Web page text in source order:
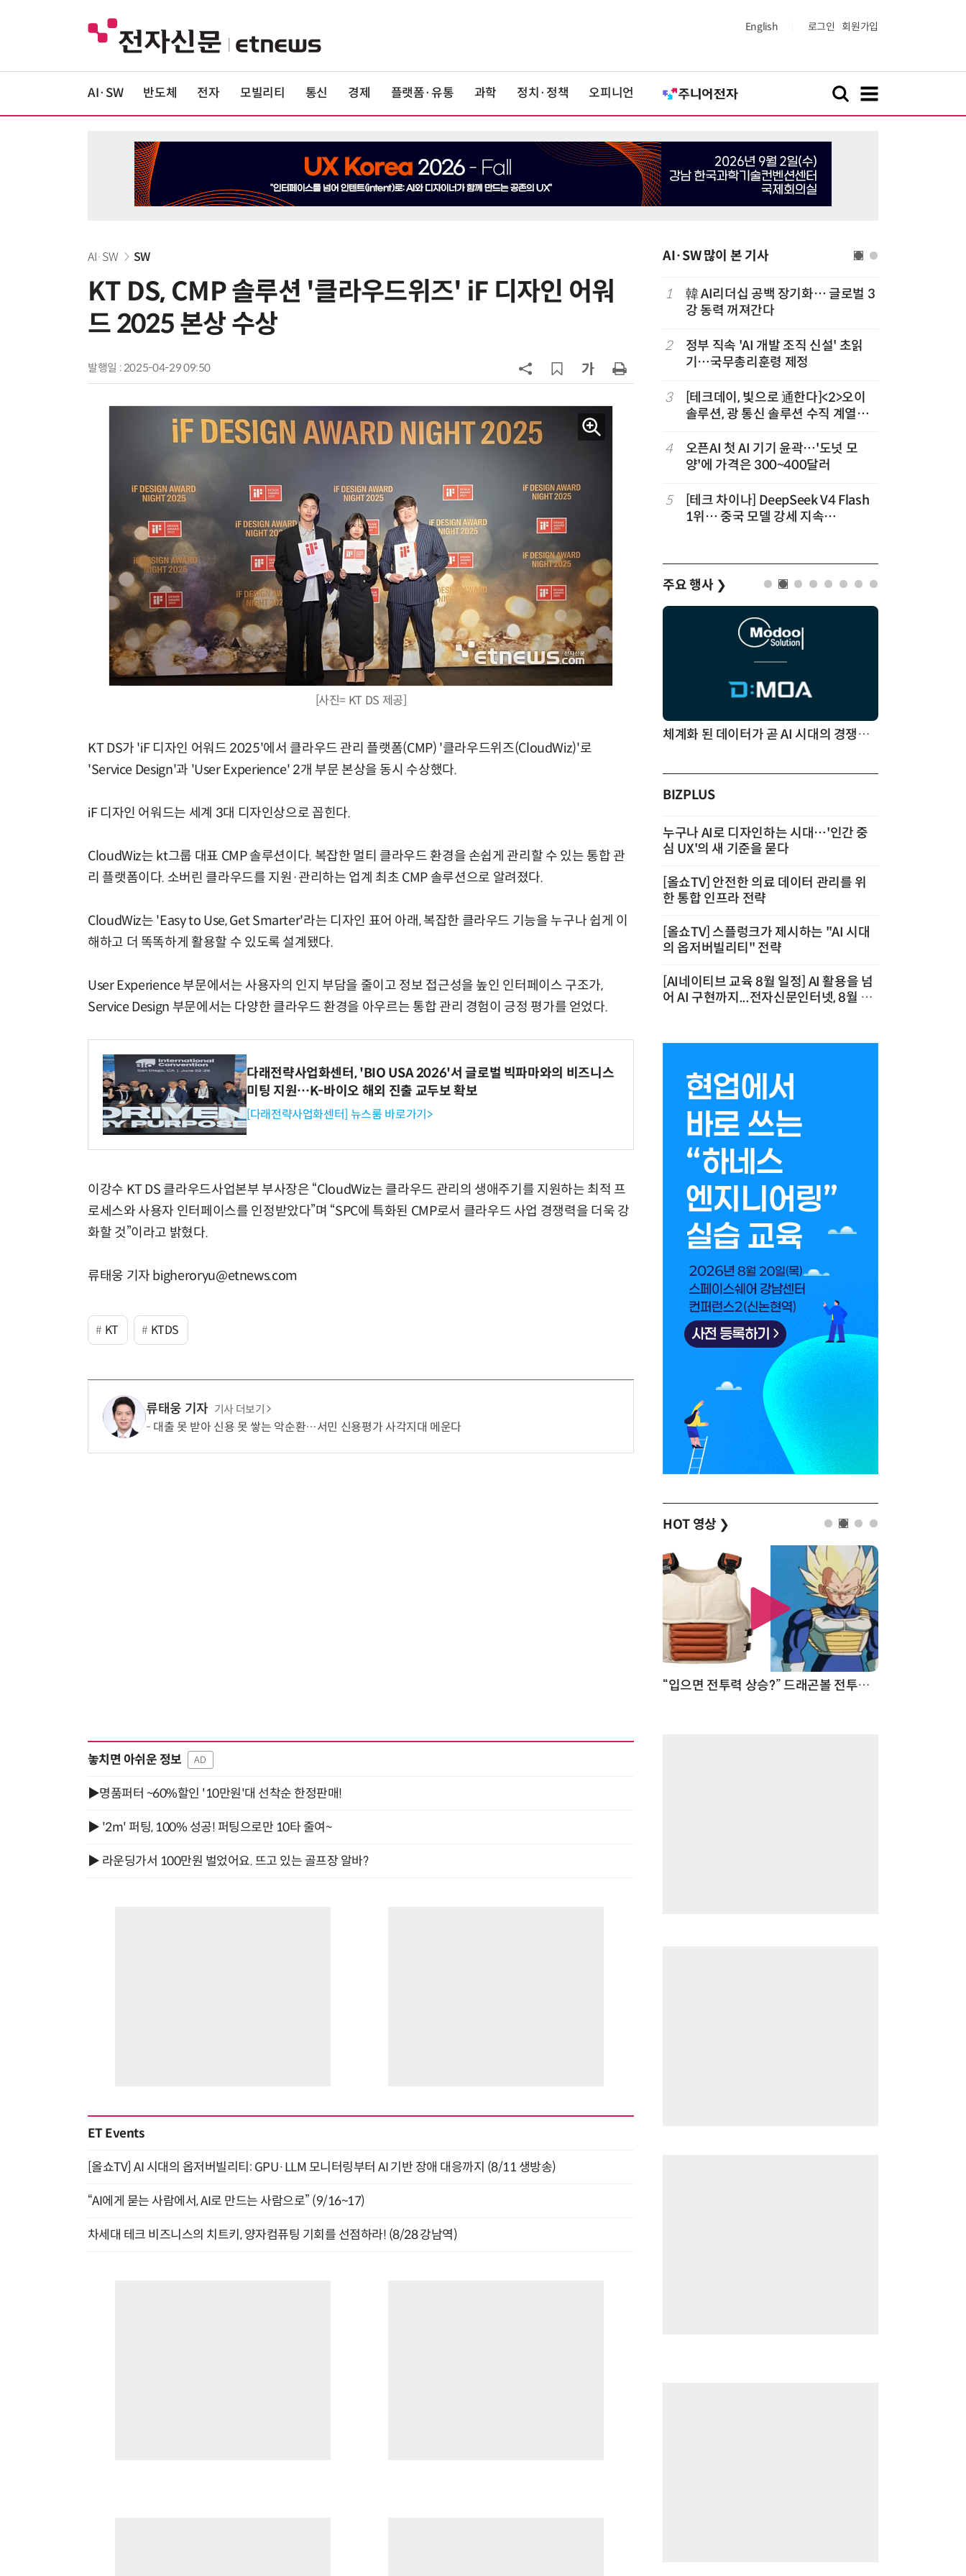
English 로그인 회원가입
AI·SW 반도체 전자 모빌리티 통신 경제 플랫폼·유통 과학 정치·정책 오피니언
AI·SW SW
KT DS, CMP 솔루션 '클라우드위즈' iF 디자인 어워
드 2025 본상 수상
발행일 : 2025-04-29 09:50
[사진= KT DS 제공]
KT DS가 'iF 디자인 어워드 2025'에서 클라우드 관리 플랫폼(CMP) '클라우드위즈(CloudWiz)'로
'Service Design'과 'User Experience' 2개 부문 본상을 동시 수상했다.
iF 디자인 어워드는 세계 3대 디자인상으로 꼽힌다.
CloudWiz는 kt그룹 대표 CMP 솔루션이다. 복잡한 멀티 클라우드 환경을 손쉽게 관리할 수 있는 통합 관
리 플랫폼이다. 소버린 클라우드를 지원·관리하는 업계 최초 CMP 솔루션으로 알려졌다.
CloudWiz는 'Easy to Use, Get Smarter'라는 디자인 표어 아래, 복잡한 클라우드 기능을 누구나 쉽게 이
해하고 더 똑똑하게 활용할 수 있도록 설계됐다.
User Experience 부문에서는 사용자의 인지 부담을 줄이고 정보 접근성을 높인 인터페이스 구조가,
Service Design 부문에서는 다양한 클라우드 환경을 아우르는 통합 관리 경험이 긍정 평가를 얻었다.
다래전략사업화센터, 'BIO USA 2026'서 글로벌 빅파마와의 비즈니스
미팅 지원…K-바이오 해외 진출 교두보 확보
[다래전략사업화센터] 뉴스룸 바로가기>
이강수 KT DS 클라우드사업본부 부사장은 “CloudWiz는 클라우드 관리의 생애주기를 지원하는 최적 프
로세스와 사용자 인터페이스를 인정받았다”며 “SPC에 특화된 CMP로서 클라우드 사업 경쟁력을 더욱 강
화할 것”이라고 밝혔다.
류태웅 기자 bigheroryu@etnews.com
KT KTDS
류태웅 기자 기사 더보기
대출 못 받아 신용 못 쌓는 악순환…서민 신용평가 사각지대 메운다
놓치면 아쉬운 정보 AD
▶명품퍼터 ~60%할인 '10만원'대 선착순 한정판매!
▶ '2m' 퍼팅, 100% 성공! 퍼팅으로만 10타 줄여~
▶ 라운딩가서 100만원 벌었어요. 뜨고 있는 골프장 알바?
ET Events
[올쇼TV] AI 시대의 옵저버빌리티: GPU·LLM 모니터링부터 AI 기반 장애 대응까지 (8/11 생방송)
“AI에게 묻는 사람에서, AI로 만드는 사람으로” (9/16~17)
차세대 테크 비즈니스의 치트키, 양자컴퓨팅 기회를 선점하라! (8/28 강남역)
AI·SW 많이 본 기사
6
美 행정부, AI 모델 '해킹 등 사이버
서 젠슨 황 재회동
선…'NHN 팩토리X' 가보니
9
국산 CSP사 '마켓플레이스' 커졌
10 코히어, 통제 가능한 소버린 AI 지
원…“韓이 아태 승부처”
1
韓 AI리더십 공백 장기화… 글로벌 3
강 동력 꺼져간다
2
정부 직속 'AI 개발 조직 신설' 초읽
기…국무총리훈령 제정
3
[테크데이, 빛으로 通한다]<2>오이
솔루션, 광 통신 솔루션 수직 계열
략'
4
오픈AI 첫 AI 기기 윤곽…'도넛 모
양'에 가격은 300~400달러
5
[테크 차이나] DeepSeek V4 Flash
1위… 중국 모델 강세 지속
주요 행사 ❯
체계화 된 데이터가 곧 AI 시대의 경쟁력이다
BIZPLUS
누구나 AI로 디자인하는 시대…'인간 중
심 UX'의 새 기준을 묻다
[올쇼TV] 안전한 의료 데이터 관리를 위
한 통합 인프라 전략
[올쇼TV] 스플렁크가 제시하는 "AI 시대
의 옵저버빌리티" 전략
[AI네이티브 교육 8월 일정] AI 활용을 넘
어 AI 구현까지...전자신문인터넷, 8월 실
HOT 영상 ❯
“입으면 전투력 상승?” 드래곤볼 전투복 닮은 중량조끼